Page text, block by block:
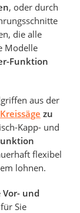
, oder durch
die alle
Modelle
Funktion
aus der
Kreissäge zu
Kapp- und
flexibel
lohnen.
Vor- und
Sie